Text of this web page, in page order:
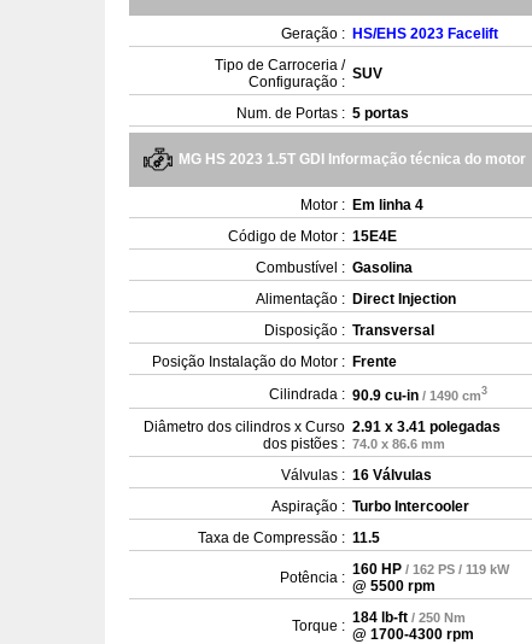
Geração : HS/EHS 2023 Facelift
Tipo de Carroceria /
Configuração : SUV
Num. de Portas : 5 portas
MG HS 2023 1.5T GDI Informação técnica do motor
Motor : Em linha 4
Código de Motor : 15E4E
Combustível : Gasolina
Alimentação : Direct Injection
Disposição : Transversal
Posição Instalação do Motor : Frente
Cilindrada : 90.9 cu-in / 1490 cm3
Diâmetro dos cilindros x Curso
dos pistões :
2.91 x 3.41 polegadas
74.0 x 86.6 mm
Válvulas : 16 Válvulas
Aspiração : Turbo Intercooler
Taxa de Compressão : 11.5
Potência : 160 HP / 162 PS / 119 kW
@ 5500 rpm
Torque : 184 lb-ft / 250 Nm
@ 1700-4300 rpm